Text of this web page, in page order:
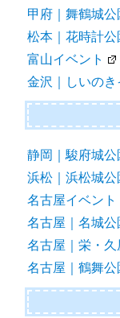
甲府｜舞鶴城公
松本｜花時計公
富山イベント
金沢｜しいのき
静岡｜駿府城公
浜松｜浜松城公
名古屋イベント
名古屋｜名城公
名古屋｜栄・久
名古屋｜鶴舞公